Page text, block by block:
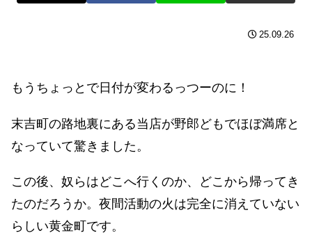
25.09.26
もうちょっとで日付が変わるっつーのに！
末吉町の路地裏にある当店が野郎どもでほぼ満席と
なっていて驚きました。
この後、奴らはどこへ行くのか、どこから帰ってき
たのだろうか。夜間活動の火は完全に消えていない
らしい黄金町です。